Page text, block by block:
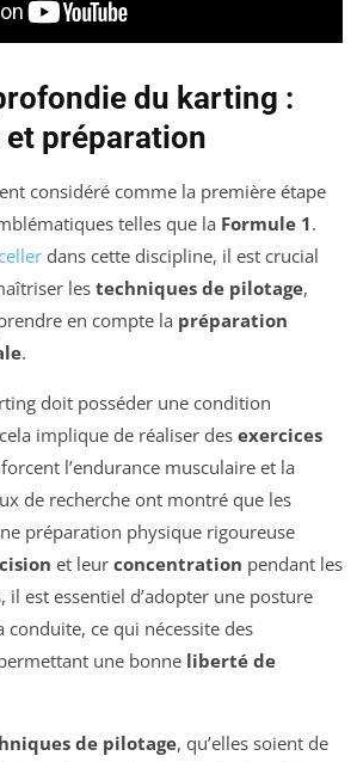
du karting :
préparation
considéré comme la première étape
telles que la Formule 1.
dans cette discipline, il est crucial
les techniques de pilotage,
en compte la préparation
.
doit posséder une condition
implique de réaliser des exercices
l’endurance musculaire et la
de recherche ont montré que les
préparation physique rigoureuse
et leur concentration pendant les
il est essentiel d’adopter une posture
conduite, ce qui nécessite des
une bonne liberté de
de pilotage, qu’elles soient de